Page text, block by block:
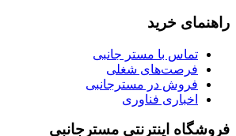
راهنمای خرید
تماس با مستر جانبی
فرصت‌های شغلی
فروش در مسترجانبی
اخباری فناوری
فروشگاه اینترنتی مسترجانبی